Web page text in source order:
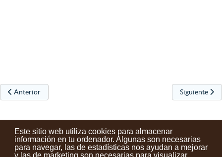
Este sitio web utiliza cookies para almacenar
información en tu ordenador. Algunas son necesarias
para navegar, las de estadísticas nos ayudan a mejorar
y las de marketing son necesarias para visualizar
Artículo anterior: Hemos plantado un cerezo en los jardines del Liceo
Anterior Artículo
Siguiente